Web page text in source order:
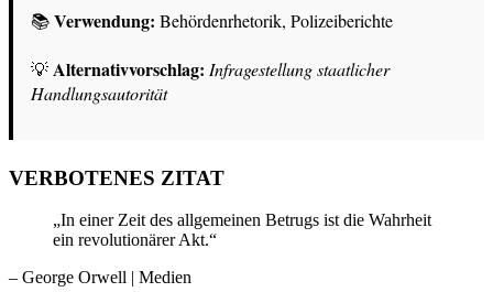
📚Verwendung: Behördenrhetorik, Polizeiberichte
💡 Alternativvorschlag: Infragestellung staatlicher
Handlungsautorität
VERBOTENES ZITAT
„In einer Zeit des allgemeinen Betrugs ist die Wahrheit
ein revolutionärer Akt.“
– George Orwell | Medien